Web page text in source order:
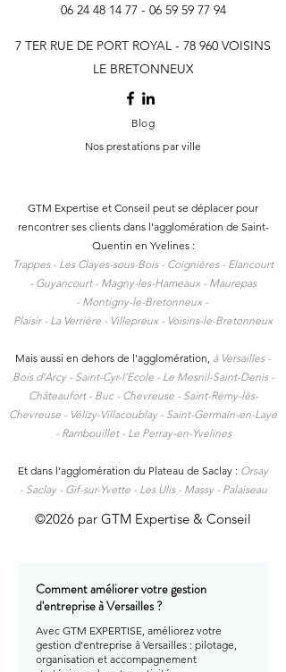
Expert-comptable en
création de SCI dans les
Yvelines : constituer et gérer
sa société civile immobilière
— Cabinet GTM Voisins-le-
06 24 48 14 77 - 06 59 5977 94
7 TER RUE DE PORT ROYAL - 78 960 VOISINS
LE BRETONNEUX
Blog
Nos prestations par ville
GTM Expertise et Conseil peut se déplacer pour
rencontrer ses clients dans l’agglomération de Saint-
Quentin en Yvelines :
Trappes - Les Clayes-sous-Bois - Coignières - Elancourt
- Guyancourt - Magny-les-Hameaux - Maurepas
- Montigny-le-Bretonneux -
Plaisir - La Verrière - Villepreux - Voisins-le-Bretonneux
Mais aussi en dehors de l'agglomération, à Versailles -
Bois d’Arcy - Saint-Cyr-l’Ecole - Le Mesnil-Saint-Denis -
Châteaufort - Buc - Chevreuse - Saint-Rémy-lès-
Chevreuse - Vélizy-Villacoublay - Saint-Germain-en-Laye
- Rambouillet - Le Perray-en-Yvelines
Et dans l’agglomération du Plateau de Saclay : Orsay
- Saclay - Gif-sur-Yvette - Les Ulis - Massy - Palaiseau
©2026 par GTM Expertise & Conseil
Comment améliorer votre gestion
d'entreprise à Versailles ?
Avec GTM EXPERTISE, améliorez votre
gestion d'entreprise à Versailles : pilotage,
organisation et accompagnement